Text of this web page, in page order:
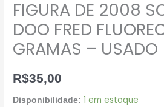
FIGURA DE 2008
DOO FRED
GRAMAS – USADO
R$35,00
Disponibilidade: 1 em estoque